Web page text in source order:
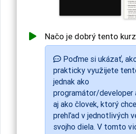
Načo je dobrý tento
Poďme si ukázať,
prakticky využijete
jednak ako
programátor/developer
aj ako človek, ktorý
prehľad v jednotlivých
svojho diela. V tomto